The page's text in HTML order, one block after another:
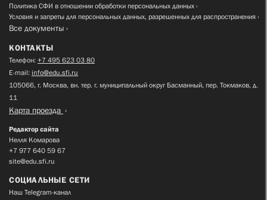
Политика СФИ в отношении обработки персональных данных
Условия и запреты для персональных данных, разрешенных для распространения
Все документы
КОНТАКТЫ
Телефон: +7 495 623 03 80
E-mail: info@edu.sfi.ru
105066, г. Москва, вн. тер. г. муниципальный округ Басманный, пер. Токмаков, д.
11
Карта проезда
Редактор сайта
Нелля Комарова
+7 977 640 59 67
site@edu.sfi.ru
СОЦИАЛЬНЫЕ СЕТИ
Наш Telegram-канал